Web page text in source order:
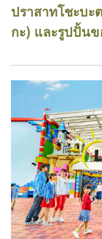
ปราสาทโชะบะ
กะ) และรูปปั้น